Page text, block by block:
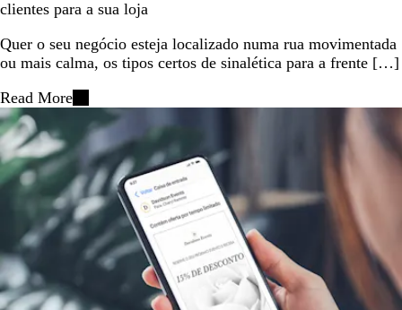
clientes para a sua loja
Quer o seu negócio esteja localizado numa rua movimentada
ou mais calma, os tipos certos de sinalética para a frente […]
Read More